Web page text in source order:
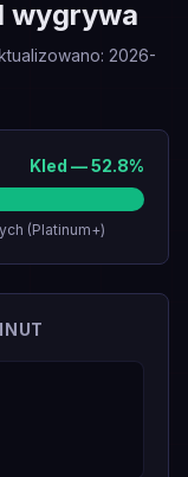
wygrywa
: 2026-
Kled —52.8%
(Platinum+)